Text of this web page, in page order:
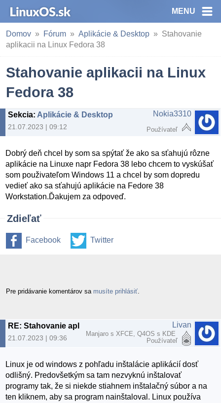
MENU
Domov Fórum Aplikácie & Desktop
Stahovanie
aplikacii na Linux Fedora 38
Stahovanie aplikacii na Linux
Fedora 38
Sekcia: Aplikácie & Desktop
21.07.2023 | 09:12
Nokia3310
Používateľ
Dobrý deň chcel by som sa spýtať že ako sa sťahujú rôzne
aplikácie na Linuxe napr Fedora 38 lebo chcem to vyskúšať
som použivateľom Windows 11 a chcel by som dopredu
vedieť ako sa sťahujú aplikácie na Fedore 38
Workstation.Ďakujem za odpoveď.
Zdieľať
Facebook Twitter
Pre pridávanie komentárov sa musíte prihlásiť
21.07.2023 | 09:36
Livan
Manjaro s XFCE, Q4OS s KDE
Používateľ
Linux je od windows z pohľadu inštalácie aplikácií dosť
odlišný. Predovšetkým sa tam nezvyknú inštalovať
programy tak, že si niekde stiahnem inštalačný súbor a na
ten kliknem, aby sa program nainštaloval. Linux používa